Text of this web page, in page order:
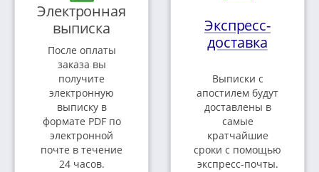
Электронная
выписка
После оплаты
заказа вы
получите
электронную
выписку в
формате PDF по
электронной
почте в течение
24 часов.
Экспресс-
доставка
Выписки с
апостилем будут
доставлены в
самые
кратчайшие
сроки с помощью
экспресс-почты.